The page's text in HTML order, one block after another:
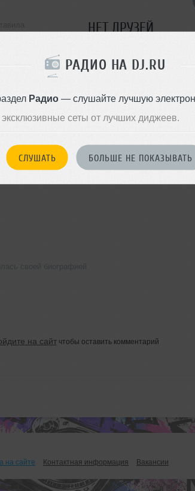
РАДИО НА DJ.RU
Радио— слушайте лучшую
сеты от лучших диджеев.
СЛУШАТЬ БОЛЬШЕ НЕ ПОКАЗЫВАТЬ
НЕТ ДРУЗЕЙ
на сайтчтобы оставить комментарий
на сайте Контактная информация Вакансии